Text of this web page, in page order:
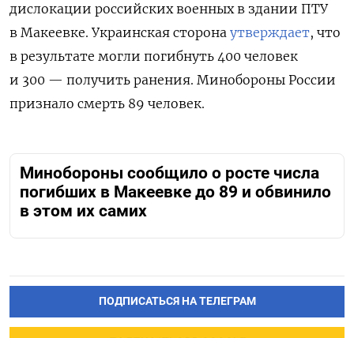
дислокации российских военных в здании ПТУ
в Макеевке. Украинская сторона утверждает, что
в результате могли погибнуть 400 человек
и 300 — получить ранения. Минобороны России
признало смерть 89 человек.
Минобороны сообщило о росте числа
погибших в Макеевке до 89 и обвинило
в этом их самих
ПОДПИСАТЬСЯ НА ТЕЛЕГРАМ